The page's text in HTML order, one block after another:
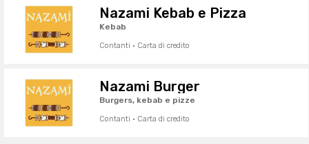
Nazami Kebab e Pizza
Kebab
Contanti · Carta di credito
Nazami Burger
Burgers, kebab e pizze
Contanti · Carta di credito